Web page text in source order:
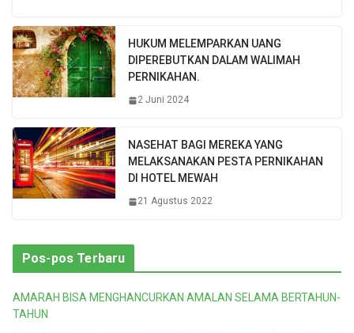
HUKUM MELEMPARKAN UANG
DIPEREBUTKAN DALAM WALIMAH
PERNIKAHAN.
2 Juni 2024
NASEHAT BAGI MEREKA YANG
MELAKSANAKAN PESTA PERNIKAHAN
DI HOTEL MEWAH
21 Agustus 2022
Pos-pos Terbaru
AMARAH BISA MENGHANCURKAN AMALAN SELAMA BERTAHUN-
TAHUN